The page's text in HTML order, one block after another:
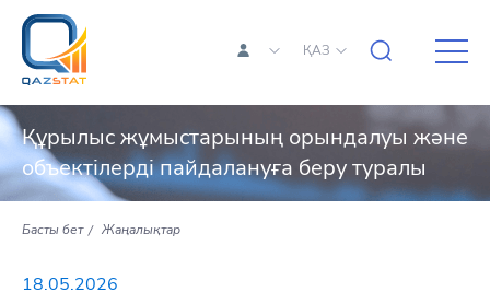
ҚАЗ
Құрылыс жұмыстарының орындалуы және
объектілерді пайдалануға беру туралы
Басты бет Жаңалықтар
18.05.2026